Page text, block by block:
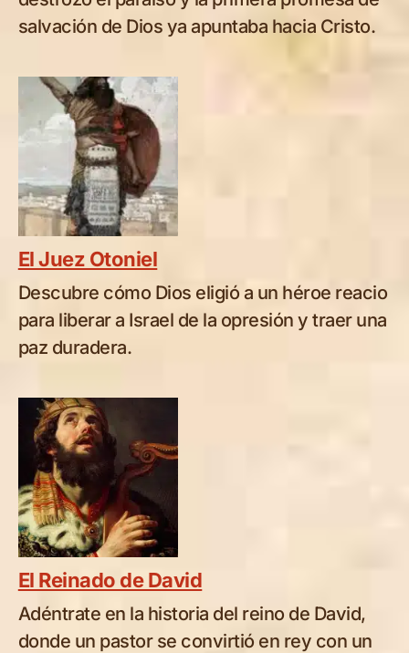
salvación de Dios ya apuntaba hacia Cristo.
El Juez Otoniel
Descubre cómo Dios eligió a un héroe reacio
para liberar a Israel de la opresión y traer una
paz duradera.
El Reinado de David
Adéntrate en la historia del reino de David,
donde un pastor se convirtió en rey con un